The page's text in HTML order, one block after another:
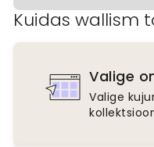
Kuidas wallism
Valige
Valige